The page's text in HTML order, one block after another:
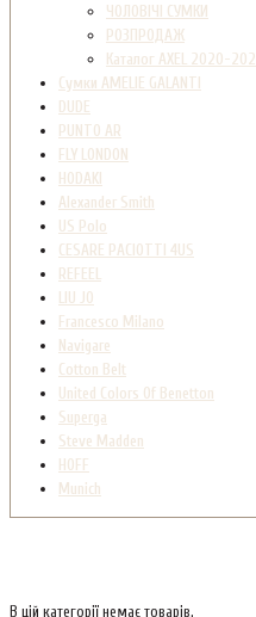
ЧОЛОВІЧІ СУМКИ
РОЗПРОДАЖ
Каталог AXEL 2020-2021
Сумки AMELIE GALANTI
DUDE
PUNTO AR
FLY LONDON
HODAKI
Alexander Smith
US Polo
CESARE PACIOTTI 4US
REFEEL
LIU JO
Francesco Milano
Navigare
Cotton Belt
United Colors Of Benetton
Superga
Steve Madden
HOFF
Munich
В цій категорії немає товарів.